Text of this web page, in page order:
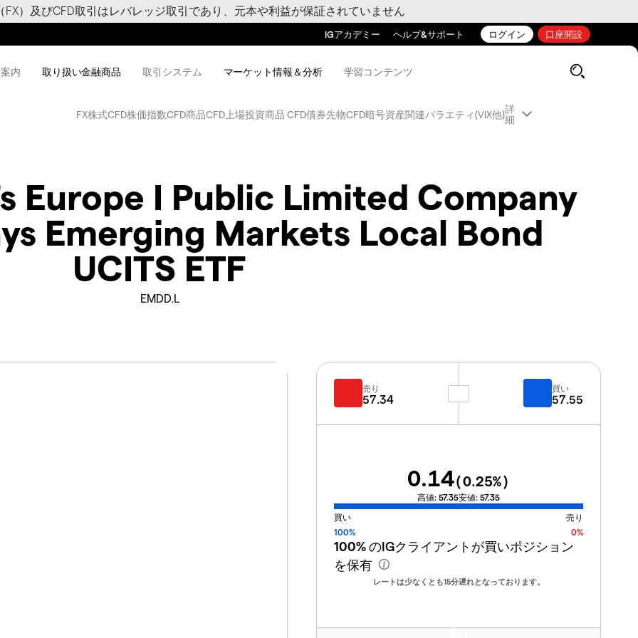
FX）及びCFD取引はレバレッジ取引であり、元本や利益が保証されていません
IGアカデミー ヘルプ&サポート ログイン 口座開設
内 取り扱い金融商品 取引システム マーケット情報＆分析 学習コンテンツ
FX株式CFD株価指数CFD商品CFD 上場投資商品 CFD債券先物CFD暗号資産関連バラエティ(VIX他)詳
細
Europe I Public Limited Company
Emerging Markets Local Bond
UCITS ETF
EMDD.L
売り
57.34
買い
57.55
0.14(0.25%)
高値: 57.35安値: 57.35
買い
売り
100%
0%
100%のIGクライアントが買いポジション
を保有
レートは少なくとも15分遅れとなっております。